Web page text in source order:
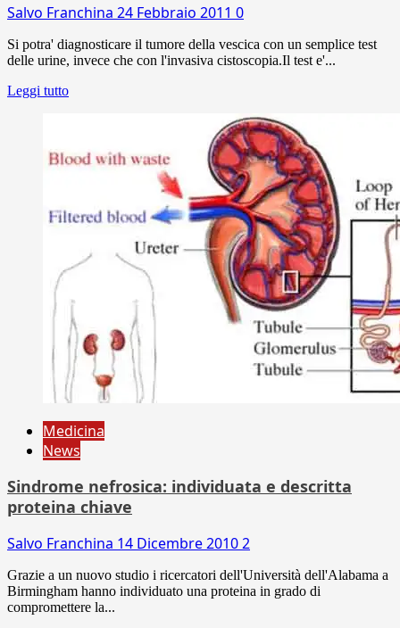
Salvo Franchina 24 Febbraio 2011 0
Si potra' diagnosticare il tumore della vescica con un semplice test
delle urine, invece che con l'invasiva cistoscopia.Il test e'...
Leggi tutto
Medicina
News
Sindrome nefrosica: individuata e descritta
proteina chiave
Salvo Franchina 14 Dicembre 20102
Grazie a un nuovo studio i ricercatori dell'Università dell'Alabama a
Birmingham hanno individuato una proteina in grado di
compromettere la...